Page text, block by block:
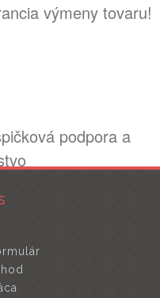
výmeny tovaru!
podpora a